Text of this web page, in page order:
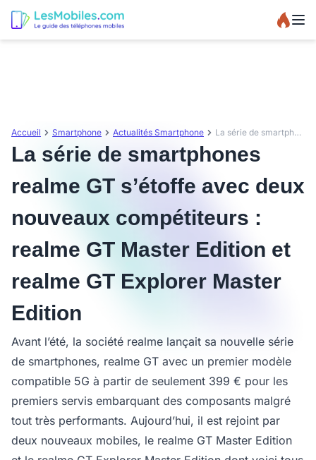
Accueil Smartphone Actualités Smartphone La série de smartphones realme GT s’étoffe avec deux nouveaux compétiteurs : realme GT Master Edition et realme GT Explorer Master Edition
La série de smartphones
realme GT s’étoffe avec deux
nouveaux compétiteurs :
realme GT Master Edition et
realme GT Explorer Master
Edition
Avant l’été, la société realme lançait sa nouvelle série
de smartphones, realme GT avec un premier modèle
compatible 5G à partir de seulement 399 € pour les
premiers servis embarquant des composants malgré
tout très performants. Aujourd’hui, il est rejoint par
deux nouveaux mobiles, le realme GT Master Edition